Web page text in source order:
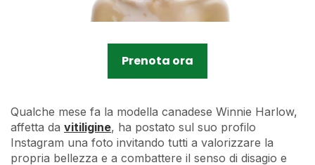
Prenota ora
Qualche mese fa la modella canadese Winnie Harlow,
affetta da vitiligine, ha postato sul suo profilo
Instagram una foto invitando tutti a valorizzare la
propria bellezza e a combattere il senso di disagio e